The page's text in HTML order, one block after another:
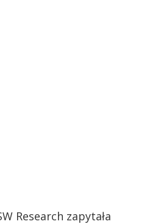
Research zapytała